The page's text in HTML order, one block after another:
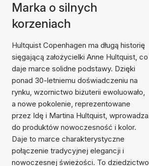
Marka o silnych
korzeniach
Hultquist Copenhagen ma długą historię
sięgającą założycielki Anne Hultquist, co
daje marce solidne podstawy. Dzięki
ponad 30-letniemu doświadczeniu na
rynku, wzornictwo biżuterii ewoluowało,
a nowe pokolenie, reprezentowane
przez Idę i Martina Hultquist, wprowadza
do produktów nowoczesność i kolor.
Daje to marce charakterystyczne
połączenie tradycyjnej elegancji i
nowoczesnej świeżości. To dziedzictwo